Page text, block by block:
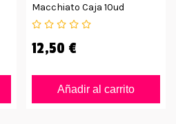
Macchiato Caja 10ud
12,50 €
Añadir al carrito